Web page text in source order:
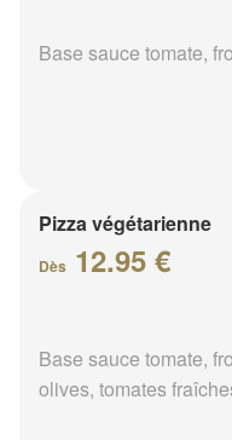
Base sauce tomate,
Pizza végétarienne
Dès 12.95 €
Base sauce tomate,
olives, tomates